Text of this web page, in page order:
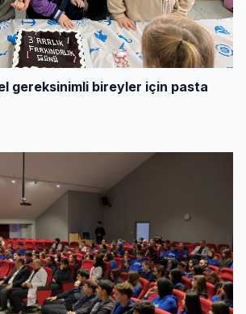
gereksinimli bireyler için pasta